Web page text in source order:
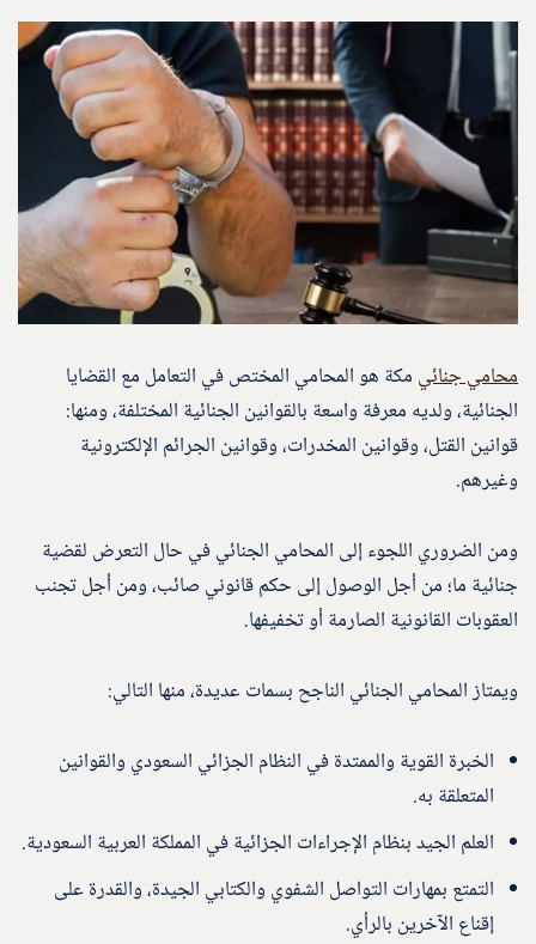
محامي جنائي مكة هو المحامي المختص في التعامل مع القضايا
الجنائية، ولديه معرفة واسعة بالقوانين الجنائية المختلفة، ومنها:
قوانين القتل، وقوانين المخدرات، وقوانين الجرائم الإلكترونية
وغيرهم.
ومن الضروري اللجوء إلى المحامي الجنائي في حال التعرض لقضية
جنائية ما؛ من أجل الوصول إلى حكم قانوني صائب، ومن أجل تجنب
العقوبات القانونية الصارمة أو تخفيفها.
ويمتاز المحامي الجنائي الناجح بسمات عديدة، منها التالي:
الخبرة القوية والممتدة في النظام الجزائي السعودي والقوانين
المتعلقة به.
العلم الجيد بنظام الإجراءات الجزائية في المملكة العربية السعودية.
التمتع بمهارات التواصل الشفوي والكتابي الجيدة، والقدرة على
إقناع الآخرين بالرأي.